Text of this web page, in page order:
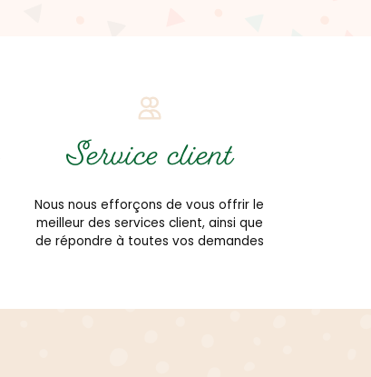
Service client
Nous nous efforçons de vous offrir le
meilleur des services client, ainsi que
de répondre à toutes vos demandes